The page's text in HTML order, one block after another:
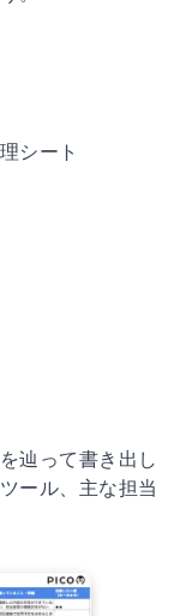
シート
辿って書き出し
ール、主な担当